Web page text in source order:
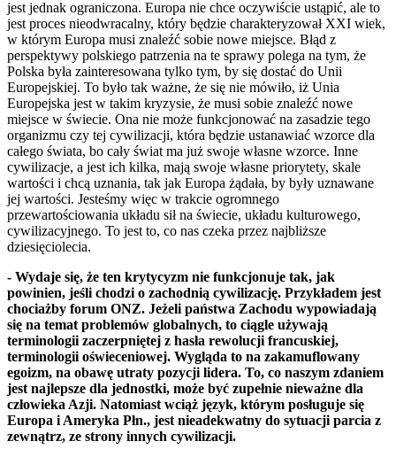
jest jednak ograniczona. Europa nie chce oczywiście ustąpić, ale to
jest proces nieodwracalny, który będzie charakteryzował XXI wiek,
w którym Europa musi znaleźć sobie nowe miejsce. Błąd z
perspektywy polskiego patrzenia na te sprawy polega na tym, że
Polska była zainteresowana tylko tym, by się dostać do Unii
Europejskiej. To było tak ważne, że się nie mówiło, iż Unia
Europejska jest w takim kryzysie, że musi sobie znaleźć nowe
miejsce w świecie. Ona nie może funkcjonować na zasadzie tego
organizmu czy tej cywilizacji, która będzie ustanawiać wzorce dla
całego świata, bo cały świat ma już swoje własne wzorce. Inne
cywilizacje, a jest ich kilka, mają swoje własne priorytety, skale
wartości i chcą uznania, tak jak Europa żądała, by były uznawane
jej wartości. Jesteśmy więc w trakcie ogromnego
przewartościowania układu sił na świecie, układu kulturowego,
cywilizacyjnego. To jest to, co nas czeka przez najbliższe
dziesięciolecia.
- Wydaje się, że ten krytycyzm nie funkcjonuje tak, jak
powinien, jeśli chodzi o zachodnią cywilizację. Przykładem jest
chociażby forum ONZ. Jeżeli państwa Zachodu wypowiadają
się na temat problemów globalnych, to ciągle używają
terminologii zaczerpniętej z hasła rewolucji francuskiej,
terminologii oświeceniowej. Wygląda to na zakamuflowany
egoizm, na obawę utraty pozycji lidera. To, co naszym zdaniem
jest najlepsze dla jednostki, może być zupełnie nieważne dla
człowieka Azji. Natomiast wciąż język, którym posługuje się
Europa i Ameryka Płn., jest nieadekwatny do sytuacji parcia z
zewnątrz, ze strony innych cywilizacji.